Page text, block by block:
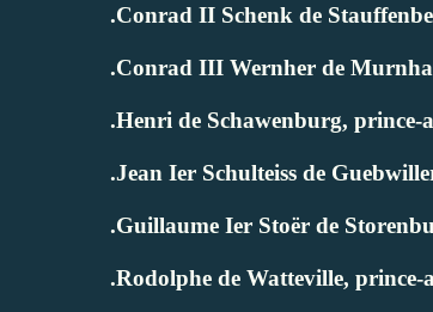
.Conrad II Schenk de
.Conrad III Wernher de
.Henri de Schawenburg,
.Jean Ier Schulteiss de
.Guillaume Ier Stoër de
.Rodolphe de Watteville, prince-